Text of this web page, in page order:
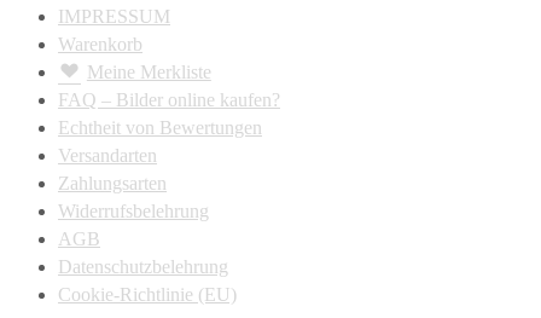
IMPRESSUM
Warenkorb
Meine Merkliste
FAQ – Bilder online kaufen?
Echtheit von Bewertungen
Versandarten
Zahlungsarten
Widerrufsbelehrung
AGB
Datenschutzbelehrung
Cookie-Richtlinie (EU)